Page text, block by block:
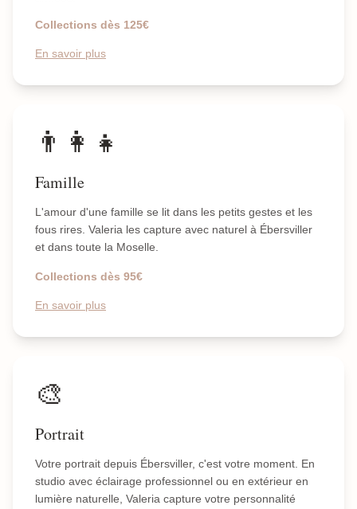
Collections dès 125€
En savoir plus
👨‍👩‍👧
Famille
L'amour d'une famille se lit dans les petits gestes et les
fous rires. Valeria les capture avec naturel à Ébersviller
et dans toute la Moselle.
Collections dès 95€
En savoir plus
🎨
Portrait
Votre portrait depuis Ébersviller, c'est votre moment. En
studio avec éclairage professionnel ou en extérieur en
lumière naturelle, Valeria capture votre personnalité